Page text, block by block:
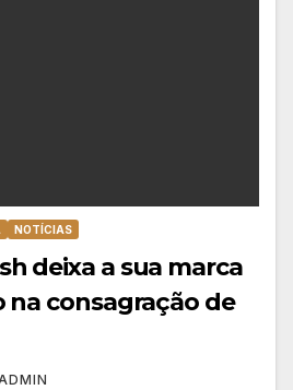
NOTÍCIAS
deixa a sua marca
na consagração de